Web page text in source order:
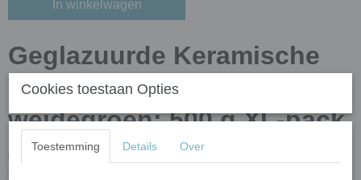
In winkelwagen
Geglazuurde Keramische
Puzzelsteentjes - mix
weidegroen; 500 g XL-pack
Ontdek de veelzijdigheid van onze geglazuurde keramische
Cookies toestaan Opties
Toestemming Details Over